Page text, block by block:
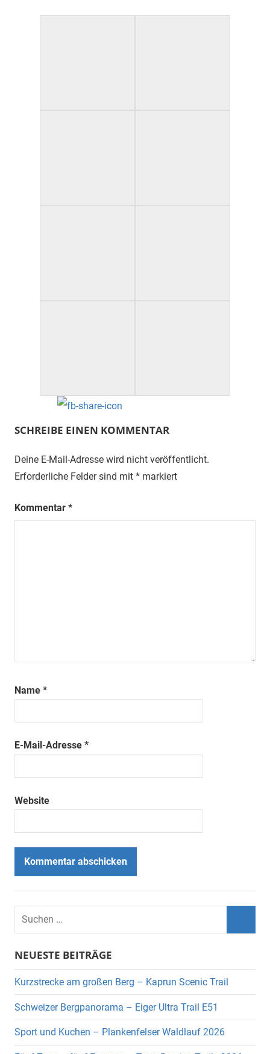
SCHREIBE EINEN KOMMENTAR
Deine E-Mail-Adresse wird nicht veröffentlicht.
Erforderliche Felder sind mit * markiert
Kommentar *
Name *
E-Mail-Adresse *
Website
Suchen
NEUESTE BEITRÄGE
Kurzstrecke am großen Berg – Kaprun Scenic Trail
Schweizer Bergpanorama – Eiger Ultra Trail E51
Sport und Kuchen – Plankenfelser Waldlauf 2026